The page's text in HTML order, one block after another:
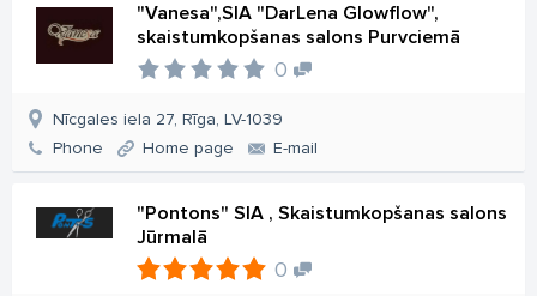
"Vanesa",SIA "DarLena Glowflow",
skaistumkopšanas salons Purvciemā
0
Nīcgales iela 27, Rīga, LV-1039
Phone
Home page E-mail
"Pontons" SIA , Skaistumkopšanas salons
Jūrmalā
0